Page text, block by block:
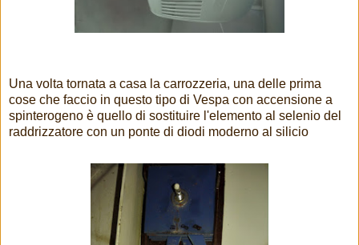
Una volta tornata a casa la carrozzeria, una delle prima
cose che faccio in questo tipo di Vespa con accensione a
spinterogeno è quello di sostituire l'elemento al selenio del
raddrizzatore con un ponte di diodi moderno al silicio